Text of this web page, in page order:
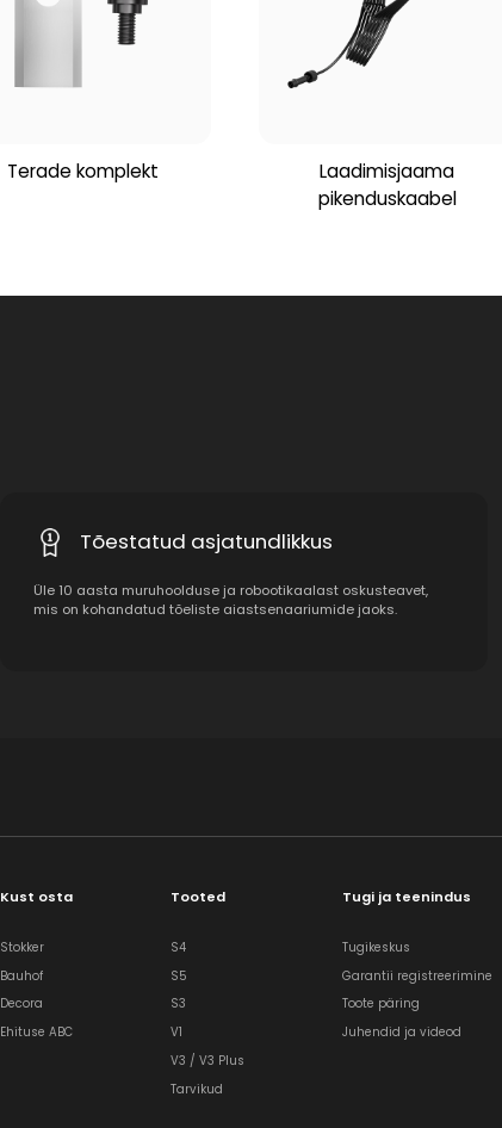
Terade komplekt
Laadimisjaama
pikenduskaabel
Tõestatud asjatundlikkus
Üle 10 aasta muruhoolduse ja robootikaalast oskusteavet,
mis on kohandatud tõeliste aiastsenaariumide jaoks.
Kust osta
Stokker
Bauhof
Decora
Ehituse ABC
Tooted
S4
S5
S3
V1
V3 / V3 Plus
Tarvikud
Tugi ja teenindus
Tugikeskus
Garantii registreerimine
Toote päring
Juhendid ja videod